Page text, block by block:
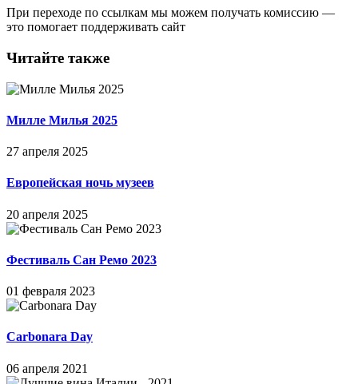
При переходе по ссылкам мы можем получать комиссию —
это помогает поддерживать сайт
Читайте также
Милле Милья 2025
27 апреля 2025
Европейская ночь музеев
20 апреля 2025
Фестиваль Сан Ремо 2023
01 февраля 2023
Carbonara Day
06 апреля 2021